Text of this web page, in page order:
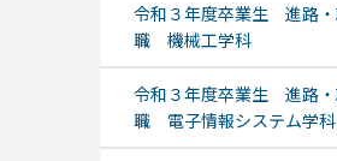
令和３年度卒業生 進路
職 機械工学科
令和３年度卒業生 進路
職 電子情報システム学科